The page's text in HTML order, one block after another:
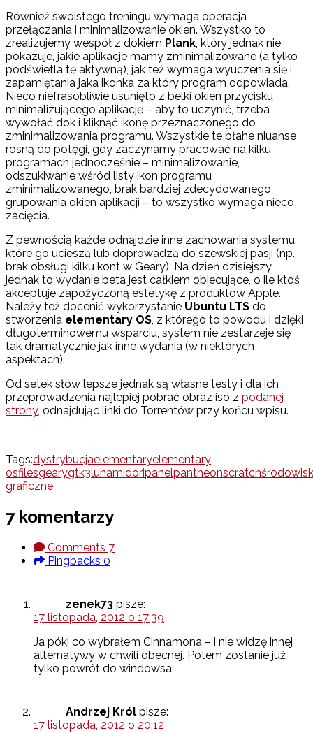
Również swoistego treningu wymaga operacja
przełączania i minimalizowanie okien. Wszystko to
zrealizujemy wespół z dokiem Plank, który jednak nie
pokazuje, jakie aplikacje mamy zminimalizowane (a tylko
podświetla tę aktywną), jak też wymaga wyuczenia się i
zapamiętania jaka ikonka za który program odpowiada.
Nieco niefrasobliwie usunięto z belki okien przycisku
minimalizującego aplikację – aby to uczynić, trzeba
wywołać dok i kliknąć ikonę przeznaczonego do
zminimalizowania programu. Wszystkie te błahe niuanse
rosną do potęgi, gdy zaczynamy pracować na kilku
programach jednocześnie – minimalizowanie,
odszukiwanie wśród listy ikon programu
zminimalizowanego, brak bardziej zdecydowanego
grupowania okien aplikacji – to wszystko wymaga nieco
zacięcia.
Z pewnością każde odnajdzie inne zachowania systemu,
które go ucieszą lub doprowadzą do szewskiej pasji (np.
brak obsługi kilku kont w Geary). Na dzień dzisiejszy
jednak to wydanie beta jest całkiem obiecujące, o ile ktoś
akceptuje zapożyczoną estetykę z produktów Apple.
Należy też docenić wykorzystanie Ubuntu LTS do
stworzenia elementary OS, z którego to powodu i dzięki
długoterminowemu wsparciu, system nie zestarzeje się
tak dramatycznie jak inne wydania (w niektórych
aspektach).
Od setek słów lepsze jednak są własne testy i dla ich
przeprowadzenia najlepiej pobrać obraz iso z podanej
strony, odnajdując linki do Torrentów przy końcu wpisu.
Tags:dystrybucjaelementaryelementary
osfilesgearygtk3lunamidoripanelpantheonscratch
graficzne
7 komentarzy
Comments 7
Pingbacks 0
zenek73 pisze:
17 listopada, 2012 o 17:39
Ja póki co wybrałem Cinnamona – i nie widzę innej
alternatywy w chwili obecnej. Potem zostanie już
tylko powrót do windowsa
Andrzej Król pisze:
17 listopada, 2012 o 20:12